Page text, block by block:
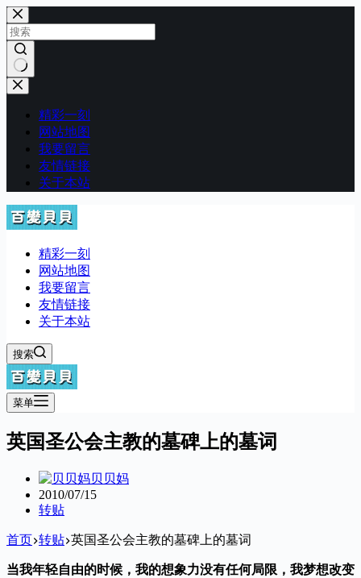
跳
至
内
容
无
精彩一刻
网站地图
我要留言
友情链接
关于本站
精彩一刻
网站地图
我要留言
友情链接
关于本站
搜索
菜单
英国圣公会主教的墓碑上的墓词
贝贝妈
2010/07/15
转贴
首页 转贴 英国圣公会主教的墓碑上的墓词
当我年轻自由的时候，我的想象力没有任何局限，我梦想改变